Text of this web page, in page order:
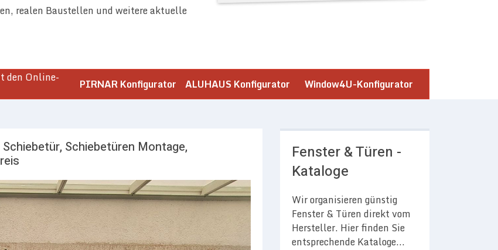
realen Baustellen und weitere aktuelle
den Online-
PIRNAR Konfigurator ALUHAUS Konfigurator Window4U-Konfigurator
Schiebetüren Montage,
Fenster & Türen -
Kataloge
Wir organisieren günstig
Fenster & Türen direkt vom
Hersteller. Hier finden Sie
entsprechende Kataloge...